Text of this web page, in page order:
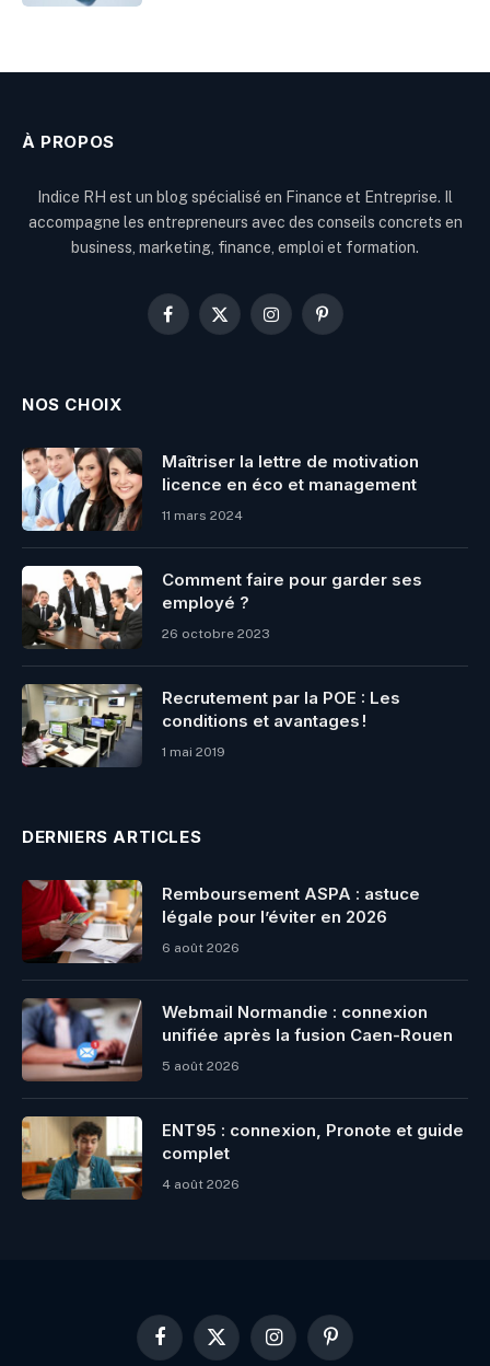
À PROPOS
Indice RH est un blog spécialisé en Finance et Entreprise. Il
accompagne les entrepreneurs avec des conseils concrets en
business, marketing, finance, emploi et formation.
Facebook
X
InstagramPinterest
NOS CHOIX
Maîtriser la lettre de motivation
licence en éco et management
11 mars 2024
Comment faire pour garder ses
employé ?
26 octobre 2023
Recrutement par la POE : Les
conditions et avantages !
1 mai 2019
DERNIERS ARTICLES
Remboursement ASPA : astuce
légale pour l’éviter en 2026
6 août 2026
Webmail Normandie : connexion
unifiée après la fusion Caen-Rouen
5 août 2026
ENT95 : connexion, Pronote et guide
complet
4 août 2026
Facebook
X
InstagramPinterest